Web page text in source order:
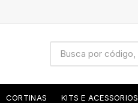
CORTINAS KITS E ACESSORIOS